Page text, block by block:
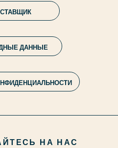
ДАННЫЕ
НА НАС